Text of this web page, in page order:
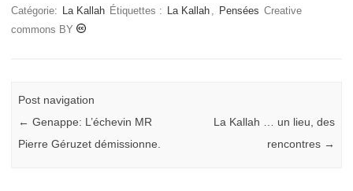
Catégorie: La Kallah Étiquettes : La Kallah , Pensées Creative
commons BY
Post navigation
← Genappe: L’échevin MR
Pierre Géruzet démissionne.
La Kallah … un lieu, des
rencontres →